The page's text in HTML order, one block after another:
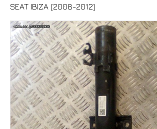
SEAT IBIZA (2008-2012)